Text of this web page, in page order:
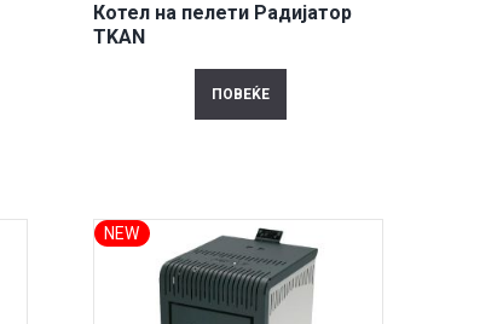
Котел на пелети Радијатор
TKAN
ПОВЕЌЕ
NEW